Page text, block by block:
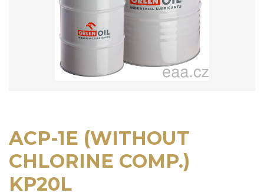
ACP-1E (WITHOUT
CHLORINE COMP.)
KP20L